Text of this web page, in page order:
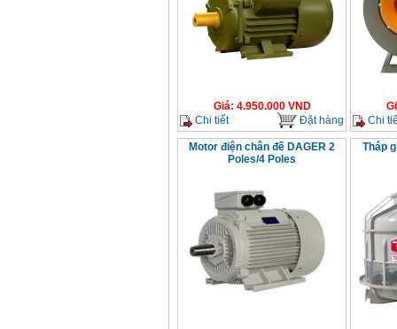
Giá: 4.950.000VND
Chi tiết
Đặt hàng
Chi
Motor điện chân đế DAGER 2
Poles/4 Poles
Tháp